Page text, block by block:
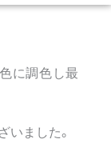
に調色し最
いました。